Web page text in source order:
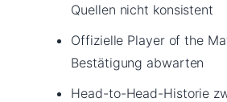
Quellen nicht konsistent
Offizielle Player of the
Bestätigung abwarten
Head-to-Head-Historie